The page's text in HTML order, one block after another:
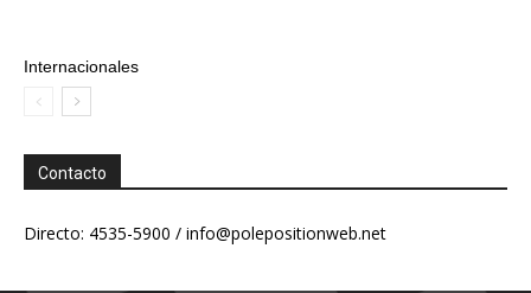
Internacionales
Contacto
Directo: 4535-5900 / info@polepositionweb.net